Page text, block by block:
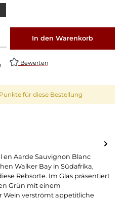
nicht verfügbar.)
In den Warenkorb
Bewerten
für diese Bestellung
en Aarde Sauvignon Blanc
Walker Bay in Südafrika,
Rebsorte. Im Glas präsentiert
Grün mit einem
Wein verströmt appetitliche